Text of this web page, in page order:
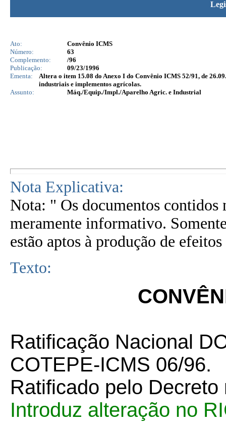
Ato:
Convênio ICMS
Número:
63
Complemento:
/96
Publicação:
09/23/1996
Ementa:
Altera o item 15.08 do Anexo I do Convênio ICMS 52/91, de
industriais e implementos agrícolas.
Assunto:
Máq./Equip./Impl./Aparelho Agric. e Industrial
Nota Explicativa:
Nota: " Os documentos contidos
meramente informativo.
estão aptos à produção de
Texto:
Ratificação Nacional
COTEPE-ICMS 06/96.
Ratificado pelo Decreto
Introduz alteração no